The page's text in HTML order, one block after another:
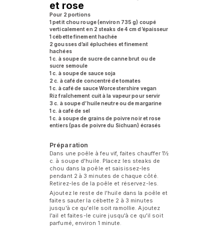
et rose
Pour 2 portions
1 petit chou rouge (environ 735 g) coupé
verticalement en 2 steaks de 4 cm d’épaisseur
1 cébette finement hachée
2 gousses d’ail épluchées et finement
hachées
1 c. à soupe de sucre de canne brut ou de
sucre semoule
1 c. à soupe de sauce soja
2 c. à café de concentré de tomates
1 c. à café de sauce Worcestershire vegan
Riz fraîchement cuit à la vapeur pour servir
3 c. à soupe d’huile neutre ou de margarine
1 c. à café de sel
1 c. à soupe de grains de poivre noir et rose
entiers (pas de poivre du Sichuan) écrasés
Préparation
Dans une poêle à feu vif, faites chauffer 1½
c. à soupe d'huile. Placez les steaks de
chou dans la poêle et saisissez-les
pendant 2 à 3 minutes de chaque côté.
Retirez-les de la poêle et réservez-les.
Ajoutez le reste de l'huile dans la poêle et
faites sauter la cébette 2 à 3 minutes
jusqu'à ce qu'elle soit ramollie. Ajoutez
l'ail et faites-le cuire jusqu'à ce qu'il soit
parfumé, environ 1 minute.